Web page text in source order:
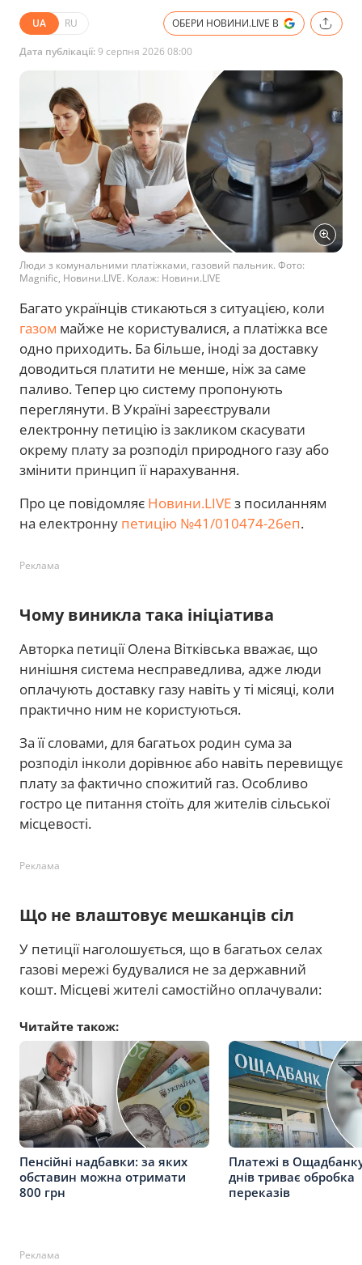
UA RU ОБЕРИ НОВИНИ.LIVE В
Дата публікації:9 серпня 2026 08:00
Люди з комунальними платіжками, газовий пальник. Фото:
Magnific, Новини.LIVE. Колаж: Новини.LIVE
Багато українців стикаються з ситуацією, коли
газом майже не користувалися, а платіжка все
одно приходить. Ба більше, іноді за доставку
доводиться платити не менше, ніж за саме
паливо. Тепер цю систему пропонують
переглянути. В Україні зареєстрували
електронну петицію із закликом скасувати
окрему плату за розподіл природного газу або
змінити принцип її нарахування.
Про це повідомляє Новини.LIVEз посиланням
на електронну петицію №41/010474-26еп.
Реклама
Чому виникла така ініціатива
Авторка петиції Олена Вітківська вважає, що
нинішня система несправедлива, адже люди
оплачують доставку газу навіть у ті місяці, коли
практично ним не користуються.
За її словами, для багатьох родин сума за
розподіл інколи дорівнює або навіть перевищує
плату за фактично спожитий газ. Особливо
гостро це питання стоїть для жителів сільської
місцевості.
Реклама
Що не влаштовує мешканців сіл
У петиції наголошується, що в багатьох селах
газові мережі будувалися не за державний
кошт. Місцеві жителі самостійно оплачували:
Читайте також:
Пенсійні надбавки: за яких
обставин можна отримати
800 грн
Платежі в
днів триває обробка
переказів
Реклама